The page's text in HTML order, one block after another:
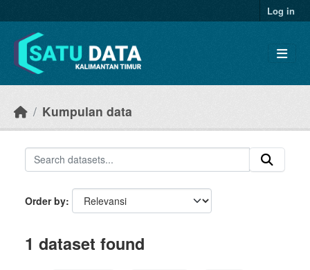
Log in
Kumpulan data
Order by
1 dataset found